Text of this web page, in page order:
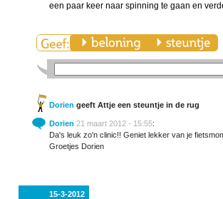
een paar keer naar spinning te gaan en
Dorien geeft Attje een steuntje in de rug
Dorien 21 maart 2012 - 15:55:
Da's leuk zo'n clinic!! Geniet lekker van je
Groetjes Dorien
15-3-2012